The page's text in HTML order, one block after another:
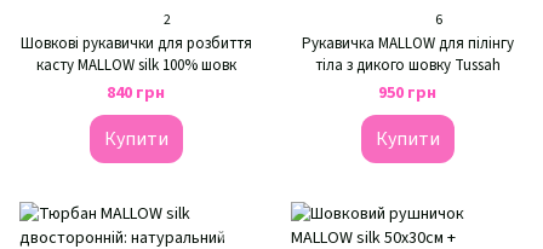
2
Шовкові рукавички для розбиття
касту MALLOW silk 100% шовк
840 грн
Купити
6
Рукавичка MALLOW для пілінгу
тіла з дикого шовку Tussah
950 грн
Купити